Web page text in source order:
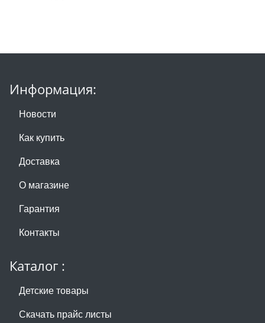
Информация:
Новости
Как купить
Доставка
О магазине
Гарантия
Контакты
Каталог :
Детские товары
Скачать прайс листы